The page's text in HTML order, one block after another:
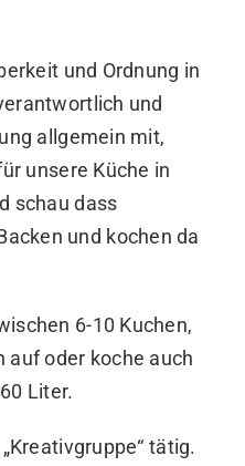
und Ordnung in
und
allgemein mit,
unsere Küche in
schau dass
und kochen da
6-10 Kuchen,
auf oder koche auch
Liter.
tätig.